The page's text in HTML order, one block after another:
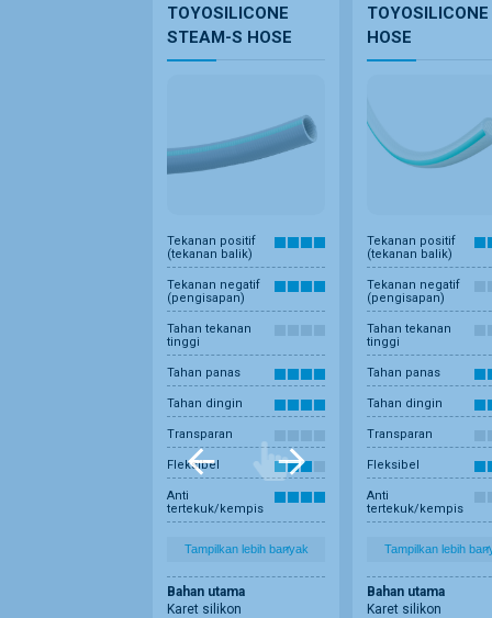
TOYOSILICONE
STEAM-S HOSE
Tekanan positif
(tekanan balik)
Tekanan negatif
(pengisapan)
Tahan tekanan
tinggi
Tahan panas
Tahan dingin
Transparan
Fleksibel
Anti
tertekuk/kempis
Tampilkan lebih banyak
Bahan utama
Karet silikon
TOYOSILICONE
HOSE
Tekanan positif
(tekanan balik)
Tekanan negatif
(pengisapan)
Tahan tekanan
tinggi
Tahan panas
Tahan dingin
Transparan
Fleksibel
Anti
tertekuk/kempis
Tampilkan lebih
Bahan utama
Karet silikon